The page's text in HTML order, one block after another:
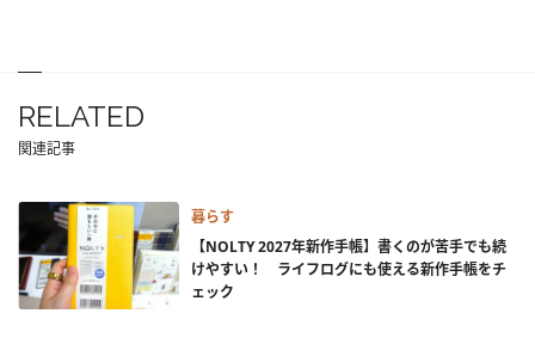
RELATED
関連記事
暮らす
【NOLTY 2027年新作手帳】書くのが苦手でも続
けやすい！ ライフログにも使える新作手帳をチ
ェック